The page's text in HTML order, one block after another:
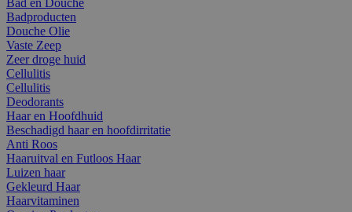
Badproducten
Douche Olie
Vaste Zeep
Zeer droge huid
Cellulitis
Cellulitis
Deodorants
Haar en Hoofdhuid
Beschadigd haar en hoofdirritatie
Anti Roos
Haaruitval en Futloos Haar
Luizen haar
Gekleurd Haar
Haarvitaminen